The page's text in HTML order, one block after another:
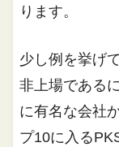
ります。
少し例を挙げ
非上場である
に有名な会社
プ10に入る